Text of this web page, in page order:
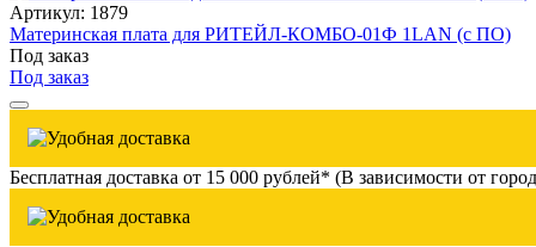
Артикул: 1879
Материнская плата для РИТЕЙЛ-КОМБО-01Ф 1LAN (с ПО)
Под заказ
Под заказ
Бесплатная доставка от 15 000 рублей* (В зависимости от